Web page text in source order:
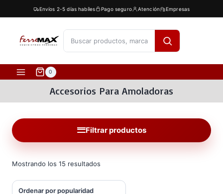
al
contenido
Envíos 2-5 días habíles Pago seguro Atención Empresas
0
Accesorios Para Amoladoras
Filtrar productos
Mostrando los 15 resultados